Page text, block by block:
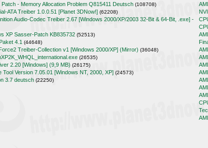
Patch - Memory Allocation Problem Q815411 Deutsch (108708)
ATA Treiber 1.0.0.51 [Planet 3DNow!] (62208)
Audio-Codec Treiber 2.67 [Windows 2000/XP/2003 32-Bit & 64-Bit, .exe] -
XP Sasser-Patch KB835732 (52513)
4.1 (44648)
Treiber-Collection v1 [Windows 2000/XP] (Mirror) (36048)
(26535)
2.20 [Windows] (9,9 MB) (26175)
Tool Version 7.05.01 [Windows NT, 2000, XP] (24573)
3.7 deutsch (22250)